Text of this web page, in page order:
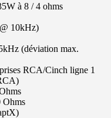
à 8 / 4 ohms
10kHz)
(déviation max.
RCA/Cinch ligne 1
Ohms